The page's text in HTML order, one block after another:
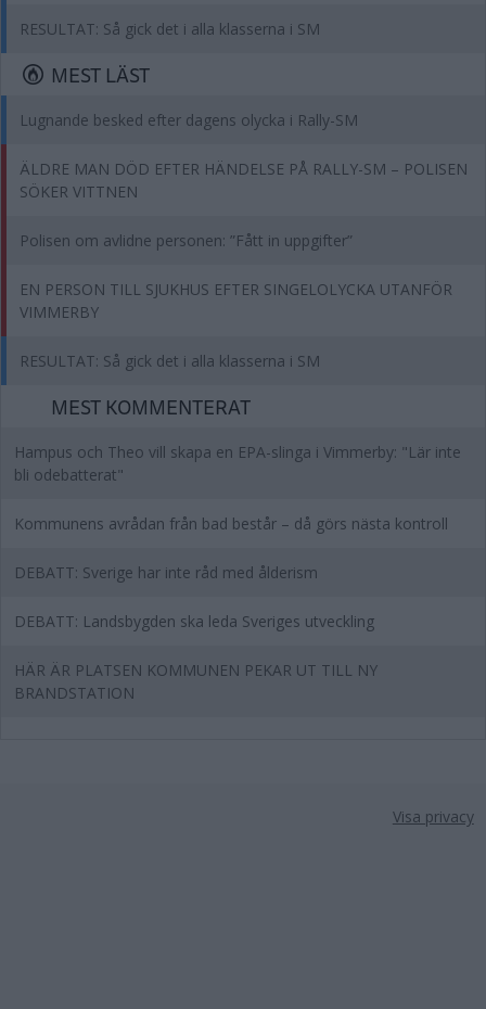
RESULTAT: Så gick det i alla klasserna i SM
MEST LÄST
Lugnande besked efter dagens olycka i Rally-SM
ÄLDRE MAN DÖD EFTER HÄNDELSE PÅ RALLY-SM – POLISEN
SÖKER VITTNEN
Polisen om avlidne personen: ”Fått in uppgifter”
EN PERSON TILL SJUKHUS EFTER SINGELOLYCKA UTANFÖR
VIMMERBY
RESULTAT: Så gick det i alla klasserna i SM
MEST KOMMENTERAT
Hampus och Theo vill skapa en EPA-slinga i Vimmerby: "Lär inte
bli odebatterat"
Kommunens avrådan från bad består – då görs nästa kontroll
DEBATT: Sverige har inte råd med ålderism
DEBATT: Landsbygden ska leda Sveriges utveckling
HÄR ÄR PLATSEN KOMMUNEN PEKAR UT TILL NY
BRANDSTATION
Visa privacy